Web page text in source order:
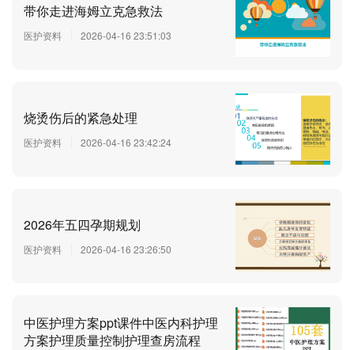
带你走进海姆立克急救法
医护资料 2026-04-16 23:51:03
烧烫伤后的紧急处理
医护资料 2026-04-16 23:42:24
2026年五四孕期规划
医护资料 2026-04-16 23:26:50
中医护理方案ppt课件中医内科护理
方案护理质量控制护理查房流程